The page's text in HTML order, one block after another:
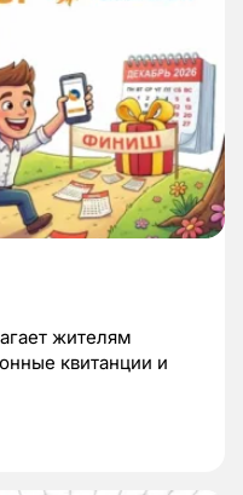
жителям
квитанции и